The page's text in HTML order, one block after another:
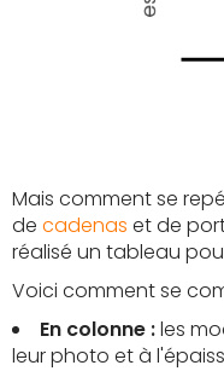
Mais comment se
de cadenas et de
réalisé un tableau
Voici comment se
En colonne :les
leur photo et à